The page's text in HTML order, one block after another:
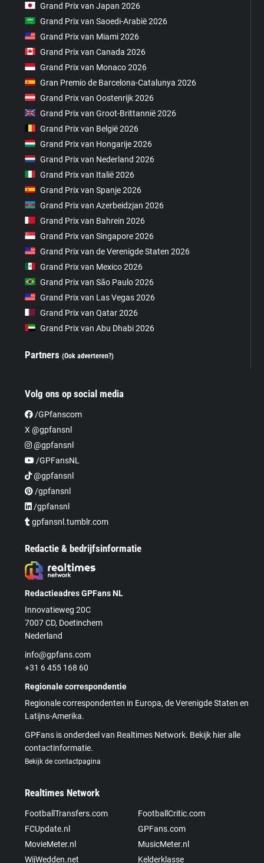
Grand Prix van Japan 2026
Grand Prix van Saoedi-Arabië 2026
Grand Prix van Miami 2026
Grand Prix van Canada 2026
Grand Prix van Monaco 2026
Gran Premio de Barcelona-Catalunya 2026
Grand Prix van Oostenrijk 2026
Grand Prix van Groot-Brittannië 2026
Grand Prix van België 2026
Grand Prix van Hongarije 2026
Grand Prix van Nederland 2026
Grand Prix van Italië 2026
Grand Prix van Spanje 2026
Grand Prix van Azerbeidzjan 2026
Grand Prix van Bahrein 2026
Grand Prix van Singapore 2026
Grand Prix van de Verenigde Staten 2026
Grand Prix van Mexico 2026
Grand Prix van São Paulo 2026
Grand Prix van Las Vegas 2026
Grand Prix van Qatar 2026
Grand Prix van Abu Dhabi 2026
Partners(Ook adverteren?)
Volg ons op social media
/GPfanscom
X @gpfansnl
@gpfansnl
/GPFansNL
@gpfansnl
/gpfansnl
/gpfansnl
gpfansnl.tumblr.com
Redactie & bedrijfsinformatie
Redactieadres GPFans NL
Innovatieweg 20C
7007 CD, Doetinchem
Nederland
info@gpfans.com
+31 6 455 168 60
Regionale correspondentie
Regionale correspondenten in Europa, de Verenigde Staten en
Latijns-Amerika.
GPFans is onderdeel van Realtimes Network. Bekijk hier alle
contactinformatie.
Bekijk de contactpagina
Realtimes Network
FootballTransfers.com
FootballCritic.com
FCUpdate.nl
GPFans.com
MovieMeter.nl
MusicMeter.nl
WijWedden.net
Kelderklasse